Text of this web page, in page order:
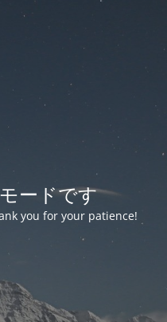
ードです
you for your patience!